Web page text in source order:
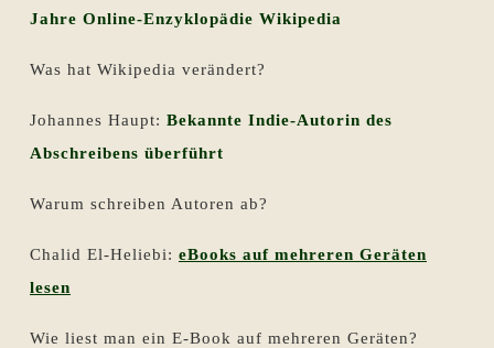
Jahre Online-Enzyklopädie Wikipedia
Was hat Wikipedia verändert?
Johannes Haupt: Bekannte Indie-Autorin des
Abschreibens überführt
Warum schreiben Autoren ab?
Chalid El-Heliebi: eBooks auf mehreren Geräten
lesen
Wie liest man ein E-Book auf mehreren Geräten?